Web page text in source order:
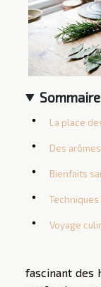
Sommaire
La place
Des
Bienfaits
Voyage
fascinant des